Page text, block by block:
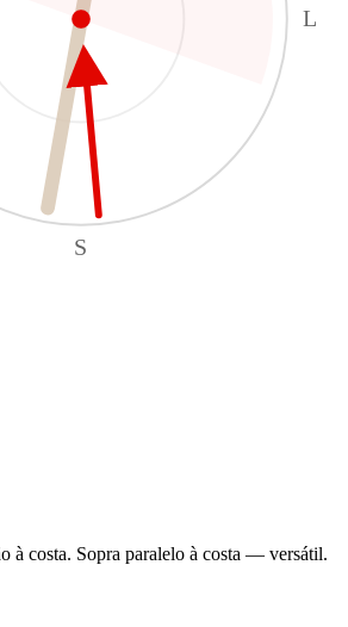
L
S
à costa. Sopra paralelo à costa — versátil.